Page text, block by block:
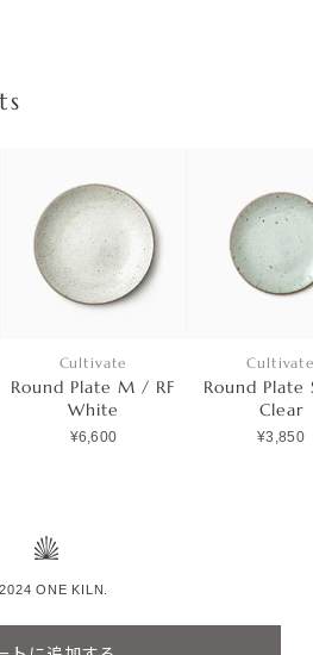
Cultivate
Round Plate M / RF
White
¥6,600
Round Plate
Clear
¥3,850
ONE KILN.